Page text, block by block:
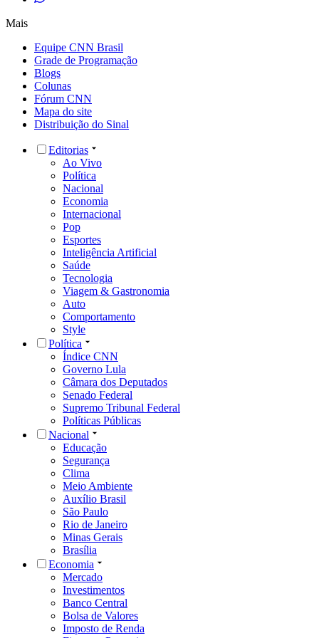
Mais
Equipe CNN Brasil
Grade de Programação
Blogs
Colunas
Fórum CNN
Mapa do site
Distribuição do Sinal
Editorias
Ao Vivo
Política
Nacional
Economia
Internacional
Pop
Esportes
Inteligência Artificial
Saúde
Tecnologia
Viagem & Gastronomia
Auto
Comportamento
Style
Política
Índice CNN
Governo Lula
Câmara dos Deputados
Senado Federal
Supremo Tribunal Federal
Políticas Públicas
Nacional
Educação
Segurança
Clima
Meio Ambiente
Auxílio Brasil
São Paulo
Rio de Janeiro
Minas Gerais
Brasília
Economia
Mercado
Investimentos
Banco Central
Bolsa de Valores
Imposto de Renda